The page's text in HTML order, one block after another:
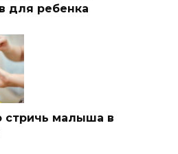
для ребенка
стричь малыша в